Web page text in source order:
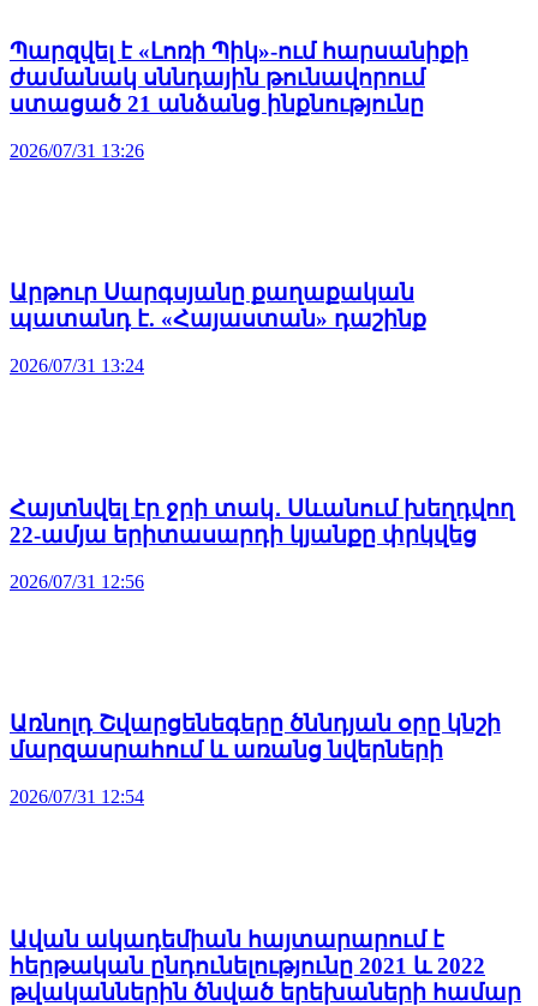
Պարզվել է «Լոռի Պիկ»-ում հարսանիքի
ժամանակ սննդային թունավորում
ստացած 21 անձանց ինքնությունը
2026/07/31 13:26
Արթուր Սարգսյանը քաղաքական
պատանդ է. «Հայաստան» դաշինք
2026/07/31 13:24
Հայտնվել էր ջրի տակ․ Սևանում խեղդվող
22-ամյա երիտասարդի կյանքը փրկվեց
2026/07/31 12:56
Առնոլդ Շվարցենեգերը ծննդյան օրը կնշի
մարզասրահում և առանց նվերների
2026/07/31 12:54
Ավան ակադեմիան հայտարարում է
հերթական ընդունելությունը 2021 և 2022
թվականներին ծնված երեխաների համար